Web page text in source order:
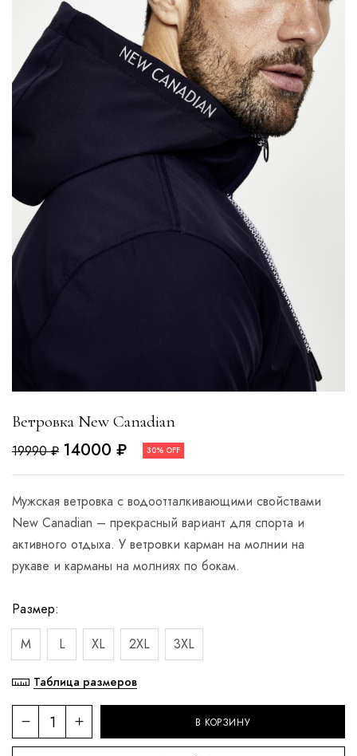
Ветровка New Canadian
19990₽ 14000 ₽ 30% OFF
Мужская ветровка с водоотталкивающими свойствами
New Canadian – прекрасный вариант для спорта и
активного отдыха. У ветровки карман на молнии на
рукаве и карманы на молниях по бокам.
Размер
M
L XL 2XL 3XL
Таблица размеров
В КОРЗИНУ